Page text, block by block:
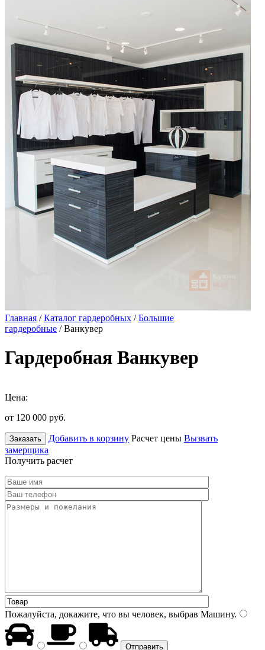
Главная /Каталог гардеробных /Большие
гардеробные / Ванкувер
Гардеробная Ванкувер
Цена:
от 120 000 руб.
Заказать Добавить в корзину Расчет цены Вызвать
замерщика
Получить расчет
Пожалуйста, докажите, что вы человек, выбрав Машину.